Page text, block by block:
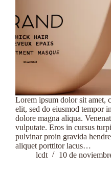
Lorem ipsum dolor sit amet,
elit, sed do eiusmod tempor
dolore magna aliqua.
vulputate. Eros in cursus
pulvinar proin gravida
aliquet porttitor lacus…
lcdt
10 de